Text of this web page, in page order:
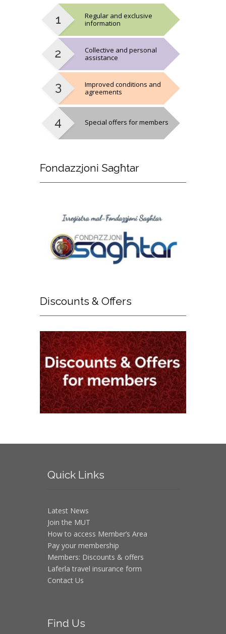
Regular and exclusive
information
Collective and personal
assistance
Improved conditions and
agreements
Special offers for members
Fondazzjoni Sagħtar
Discounts & Offers
QuickLinks
Latest News
Join the MUT
How to access Member’s Area
Pay your membership
Members: Discounts & offers
Laferla travel insurance form
Contact Us
Find Us